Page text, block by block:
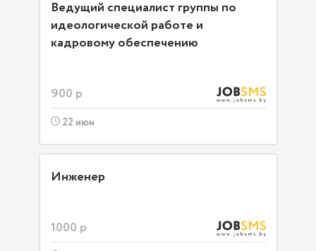
Ведущий специалист группы по
идеологической работе и
кадровому обеспечению
900 р
22 июн
Инженер
1000 р